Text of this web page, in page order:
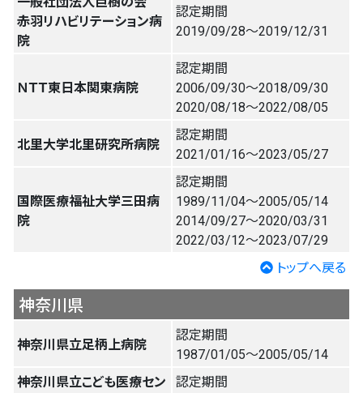
赤羽リハビリテーション病
院
認定期間
2019/09/28〜2019/12/31
ＮＴＴ東日本関東病院
認定期間
2006/09/30〜2018/09/30
2020/08/18〜2022/08/05
北里大学北里研究所病院
認定期間
2021/01/16〜2023/05/27
国際医療福祉大学三田病
院
認定期間
1989/11/04〜2005/05/14
2014/09/27〜2020/03/31
2022/03/12〜2023/07/29
トップへ戻る
神奈川県
神奈川県立足柄上病院
認定期間
1987/01/05〜2005/05/14
神奈川県立こども医療セン
認定期間